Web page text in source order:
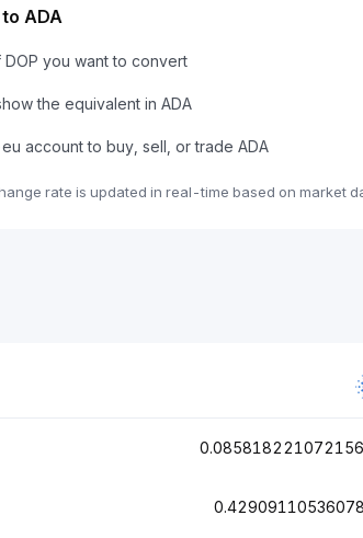
ADA
DOP you want to convert
the equivalent in ADA
account to buy, sell, or trade ADA
rate is updated in real-time based on market